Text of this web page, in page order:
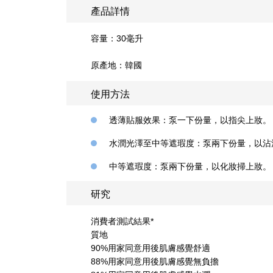
產品詳情
容量：30毫升
原產地：韓國
使用方法
透薄貼服效果：泵一下份量，以指尖上妝。
水潤光澤至中等遮瑕度：泵兩下份量，以沾
中等遮瑕度：泵兩下份量，以化妝掃上妝。
研究
消費者測試結果*
質地
90%用家同意用後肌膚感覺舒適
88%用家同意用後肌膚感覺無負擔